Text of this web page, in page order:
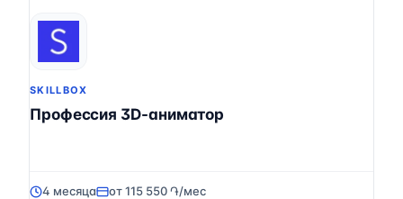
SKILLBOX
Профессия 3D-аниматор
4 месяца от 115 550 ֏/мес